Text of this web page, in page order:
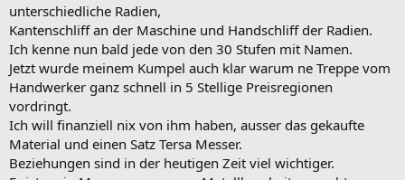
unterschiedliche Radien,
Kantenschliff an der Maschine und Handschliff der Radien.
Ich kenne nun bald jede von den 30 Stufen mit Namen.
Jetzt wurde meinem Kumpel auch klar warum ne Treppe vom
Handwerker ganz schnell in 5 Stellige Preisregionen
vordringt.
Ich will finanziell nix von ihm haben, ausser das gekaufte
Material und einen Satz Tersa Messer.
Beziehungen sind in der heutigen Zeit viel wichtiger.